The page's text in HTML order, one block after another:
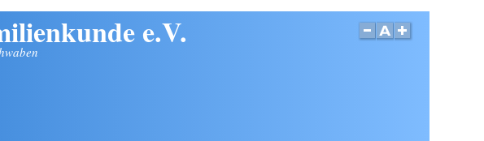
e.V.